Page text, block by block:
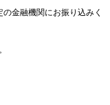
金融機関にお振り込みく